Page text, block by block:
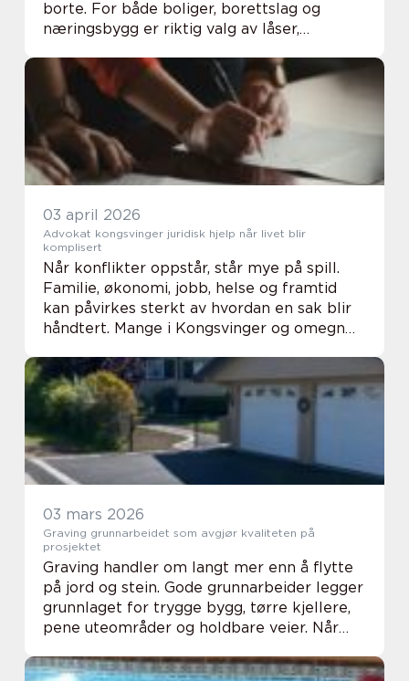
borte. For både boliger, borettslag og
næringsbygg er riktig valg av låser,
viktig del av sikkerheten i hverdagen.
Mange eldre bygårde...
03 april 2026
Advokat kongsvinger juridisk hjelp når livet blir
komplisert
Når konflikter oppstår, står mye på spill.
Familie, økonomi, jobb, helse og framtid
kan påvirkes sterkt av hvordan en sak blir
håndtert. Mange i Kongsvinger og omegn
advokat er høy. De lurer på om saken er
stor no...
03 mars 2026
Graving grunnarbeidet som avgjør kvaliteten på
prosjektet
Graving handler om langt mer enn å flytte
på jord og stein. Gode grunnarbeider legger
grunnlaget for trygge bygg, tørre kjellere,
pene uteområder og holdbare veier. Når
sparer huseiere og utbyggere både tid,